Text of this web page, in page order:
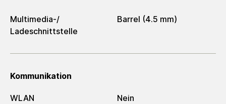
Multimedia-/​
Ladeschnittstelle
Barrel (4.5 mm)
Kommunikation
WLAN Nein